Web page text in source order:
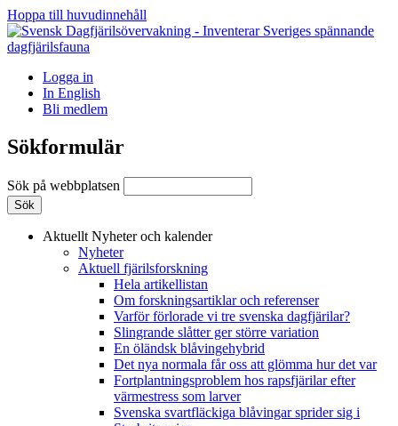
Hoppa till huvudinnehåll
Logga in
In English
Bli medlem
Sökformulär
Sök på webbplatsen
Aktuellt Nyheter och kalender
Nyheter
Aktuell fjärilsforskning
Hela artikellistan
Om forskningsartiklar och referenser
Varför förlorade vi tre svenska dagfjärilar?
Slingrande slåtter ger större variation
En öländsk blåvingehybrid
Det nya normala får oss att glömma hur det var
Fortplantningsproblem hos rapsfjärilar efter
värmestress som larver
Svenska svartfläckiga blåvingar sprider sig i